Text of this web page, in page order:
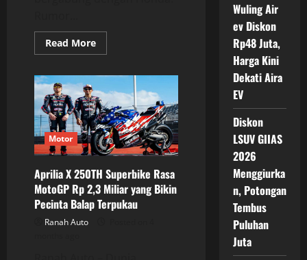
Read MoreRead
more
Resmi
Perpanjang
Kontrak
Tech3,
Rumor
Pindah
ke
Honda
Akhirnya
Terjawab
Motor
Aprilia X 250TH Superbike Rasa
MotoGP Rp 2,3 Miliar yang Bikin
Pecinta Balap Terpukau
Ranah Auto
Wuling Air
ev Diskon
Rp48 Juta,
Harga Kini
Dekati Aira
EV
Diskon
LSUV GIIAS
2026
Menggiurka
n, Potongan
Tembus
Puluhan
Juta